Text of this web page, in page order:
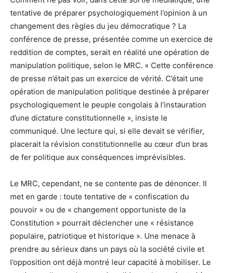
tentative de préparer psychologiquement l’opinion à un
changement des règles du jeu démocratique ? La
conférence de presse, présentée comme un exercice de
reddition de comptes, serait en réalité une opération de
manipulation politique, selon le MRC. « Cette conférence
de presse n’était pas un exercice de vérité. C’était une
opération de manipulation politique destinée à préparer
psychologiquement le peuple congolais à l’instauration
d’une dictature constitutionnelle », insiste le
communiqué. Une lecture qui, si elle devait se vérifier,
placerait la révision constitutionnelle au cœur d’un bras
de fer politique aux conséquences imprévisibles.
Le MRC, cependant, ne se contente pas de dénoncer. Il
met en garde : toute tentative de « confiscation du
pouvoir » ou de « changement opportuniste de la
Constitution » pourrait déclencher une « résistance
populaire, patriotique et historique ». Une menace à
prendre au sérieux dans un pays où la société civile et
l’opposition ont déjà montré leur capacité à mobiliser. Le